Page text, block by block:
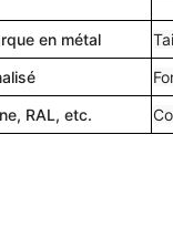
en métal
RAL, etc.